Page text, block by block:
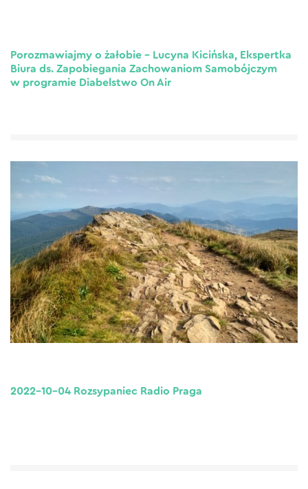
Porozmawiajmy o żałobie – Lucyna Kicińska, Ekspertka
Biura ds. Zapobiegania Zachowaniom Samobójczym
w programie Diabelstwo On Air
2022-10-04 Rozsypaniec Radio Praga